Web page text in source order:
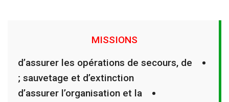
MISSIONS
d’assurer les opérations de secours, de
sauvetage et d’extinction ;
d’assurer l’organisation et la